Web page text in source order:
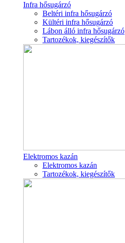
Infra hősugárzó
Beltéri infra hősugárzó
Kültéri infra hősugárzó
Lábon álló infra hősugárzó
Tartozékok, kiegészítők
Elektromos kazán
Elektromos kazán
Tartozékok, kiegészítők